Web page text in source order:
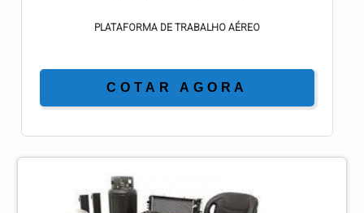
PLATAFORMA DE TRABALHO AÉREO
COTAR AGORA